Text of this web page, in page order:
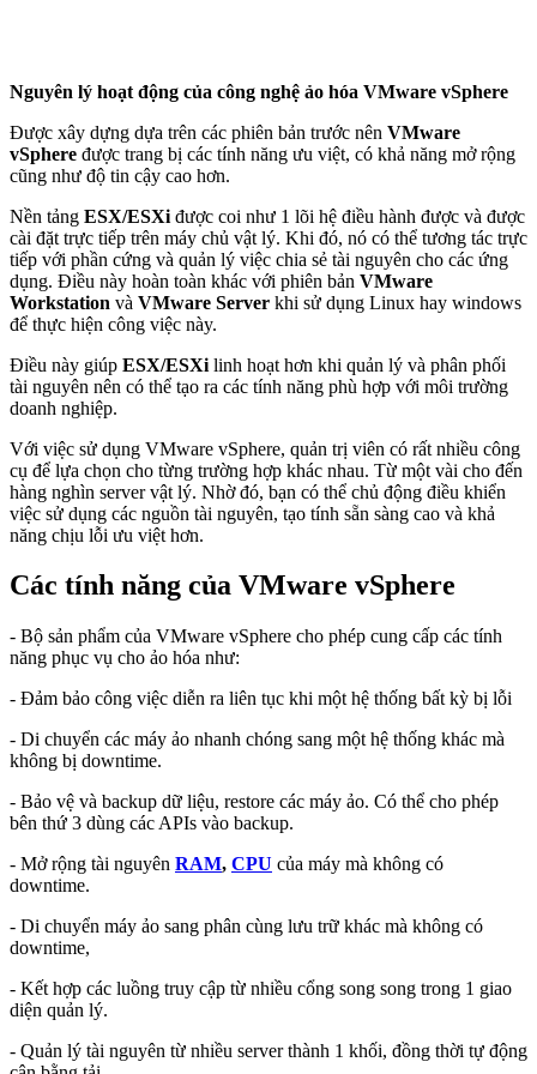
Nguyên lý hoạt động của công nghệ ảo hóa VMware vSphere
Được xây dựng dựa trên các phiên bản trước nên VMware
vSphere được trang bị các tính năng ưu việt, có khả năng mở rộng
cũng như độ tin cậy cao hơn.
Nền tảng ESX/ESXi được coi như 1 lõi hệ điều hành được và được
cài đặt trực tiếp trên máy chủ vật lý. Khi đó, nó có thể tương tác trực
tiếp với phần cứng và quản lý việc chia sẻ tài nguyên cho các ứng
dụng. Điều này hoàn toàn khác với phiên bản VMware
Workstation và VMware Server khi sử dụng Linux hay windows
để thực hiện công việc này.
Điều này giúp ESX/ESXi linh hoạt hơn khi quản lý và phân phối
tài nguyên nên có thể tạo ra các tính năng phù hợp với môi trường
doanh nghiệp.
Với việc sử dụng VMware vSphere, quản trị viên có rất nhiều công
cụ để lựa chọn cho từng trường hợp khác nhau. Từ một vài cho đến
hàng nghìn server vật lý. Nhờ đó, bạn có thể chủ động điều khiển
việc sử dụng các nguồn tài nguyên, tạo tính sẵn sàng cao và khả
năng chịu lỗi ưu việt hơn.
Các tính năng của VMware vSphere
- Bộ sản phẩm của VMware vSphere cho phép cung cấp các tính
năng phục vụ cho ảo hóa như:
- Đảm bảo công việc diễn ra liên tục khi một hệ thống bất kỳ bị lỗi
- Di chuyển các máy ảo nhanh chóng sang một hệ thống khác mà
không bị downtime.
- Bảo vệ và backup dữ liệu, restore các máy ảo. Có thể cho phép
bên thứ 3 dùng các APIs vào backup.
- Mở rộng tài nguyên RAM, CPU của máy mà không có
downtime.
- Di chuyển máy ảo sang phân cùng lưu trữ khác mà không có
downtime,
- Kết hợp các luồng truy cập từ nhiều cổng song song trong 1 giao
diện quản lý.
- Quản lý tài nguyên từ nhiều server thành 1 khối, đồng thời tự động